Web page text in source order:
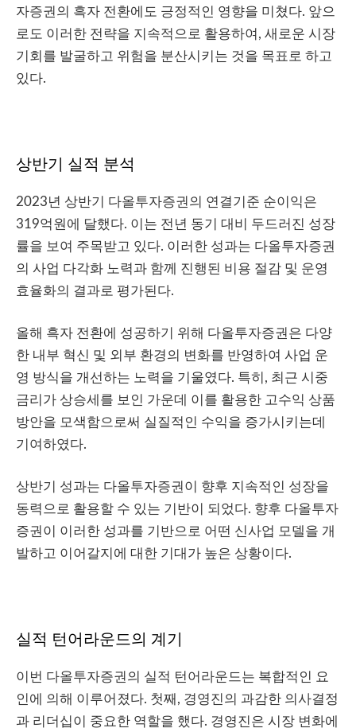
자증권의 흑자 전환에도 긍정적인 영향을 미쳤다. 앞으
로도 이러한 전략을 지속적으로 활용하여, 새로운 시장
기회를 발굴하고 위험을 분산시키는 것을 목표로 하고
있다.
상반기 실적 분석
2023년 상반기 다올투자증권의 연결기준 순이익은
319억원에 달했다. 이는 전년 동기 대비 두드러진 성장
률을 보여 주목받고 있다. 이러한 성과는 다올투자증권
의 사업 다각화 노력과 함께 진행된 비용 절감 및 운영
효율화의 결과로 평가된다.
올해 흑자 전환에 성공하기 위해 다올투자증권은 다양
한 내부 혁신 및 외부 환경의 변화를 반영하여 사업 운
영 방식을 개선하는 노력을 기울였다. 특히, 최근 시중
금리가 상승세를 보인 가운데 이를 활용한 고수익 상품
방안을 모색함으로써 실질적인 수익을 증가시키는데
기여하였다.
상반기 성과는 다올투자증권이 향후 지속적인 성장을
동력으로 활용할 수 있는 기반이 되었다. 향후 다올투자
증권이 이러한 성과를 기반으로 어떤 신사업 모델을 개
발하고 이어갈지에 대한 기대가 높은 상황이다.
실적 턴어라운드의 계기
이번 다올투자증권의 실적 턴어라운드는 복합적인 요
인에 의해 이루어졌다. 첫째, 경영진의 과감한 의사결정
과 리더십이 중요한 역할을 했다. 경영진은 시장 변화에